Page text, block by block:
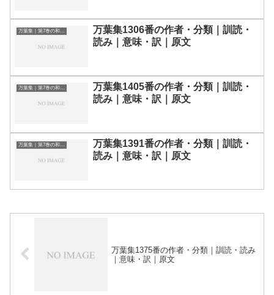
万葉集｜第7巻の和歌一覧
万葉集1306番の作者・分類｜訓読・
読み｜意味・訳｜原文
万葉集｜第7巻の和歌一覧
万葉集1405番の作者・分類｜訓読・
読み｜意味・訳｜原文
万葉集1391番の作者・分類｜訓読・
読み｜意味・訳｜原文
万葉集1375番の作者・分類｜訓読・読み
｜意味・訳｜原文